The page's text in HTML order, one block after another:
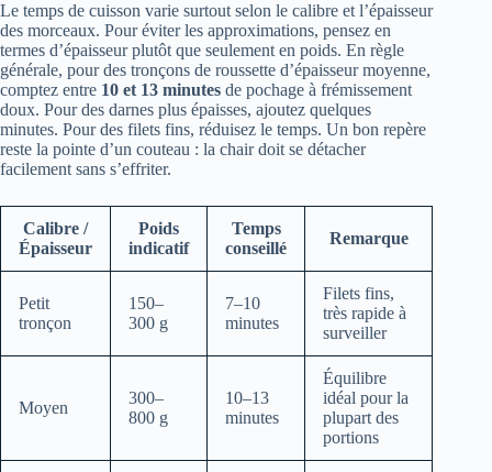
Le temps de cuisson varie surtout selon le calibre et l’épaisseur
des morceaux. Pour éviter les approximations, pensez en
termes d’épaisseur plutôt que seulement en poids. En règle
générale, pour des tronçons de roussette d’épaisseur moyenne,
comptez entre 10 et 13 minutes de pochage à frémissement
doux. Pour des darnes plus épaisses, ajoutez quelques
minutes. Pour des filets fins, réduisez le temps. Un bon repère
reste la pointe d’un couteau : la chair doit se détacher
facilement sans s’effriter.
Calibre /
Épaisseur
Poids
indicatif
Temps
conseillé
Remarque
Petit
tronçon
150–
300 g
7–10
minutes
Filets fins,
très rapide à
surveiller
Moyen
300–
800 g
10–13
minutes
Équilibre
idéal pour la
plupart des
portions